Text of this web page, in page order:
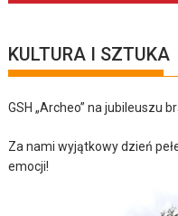
KULTURA I SZTUKA
GSH „Archeo” na jubileuszu
Za nami wyjątkowy dzień
emocji!